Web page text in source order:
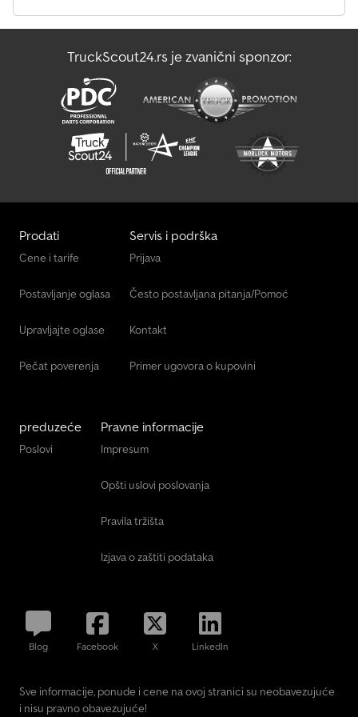
proširenje još 6 sedišta -> ukupno 46 sedišta * Trenutno: polica za
mesta * Spoljni displej LAWO (prednji) sa upravljačkom jedinicom
* VOZILO JE BILO OBLJEPLJENO FOLIJOM – lak je očuvan, na
boku postoji jedna udubljenost * Osnovna boja: bela Crjdpfsv Riy
Aox Ab Tsf * itd. * Svi podaci bez garancije * Zadržavamo pravo
međuprodaje * Molimo pogledajte naše Opšte uslove poslovanja
(AGB) * Zvučnici u putničkom prostoru
TruckScout24.rs je zvanični sponzor:
Prodati
Cene i tarife
Postavljanje oglasa
Upravljajte oglase
Pečat poverenja
Servis i podrška
Prijava
Često postavljana pitanja/Pomoć
Kontakt
Primer ugovora o kupovini
preduzeće
Poslovi
Pravne informacije
Impresum
Opšti uslovi poslovanja
Pravila tržišta
Izjava o zaštiti podataka
Blog Facebook X LinkedIn
Sve informacije, ponude i cene na ovoj stranici su neobavezujuće
i nisu pravno obavezujuće!